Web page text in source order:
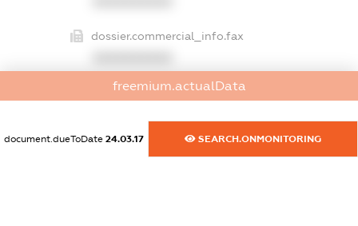
dossier.commercial_info.fax
dossier.commercial_info.email
freemium.actualData
document.dueToDate 24.03.17 SEARCH.ONMONITORING